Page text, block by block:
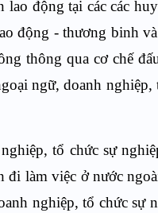
động tại các các
động - thương binh
thông qua cơ chế
ngữ, doanh nghiệp,
tổ chức sự
đi làm việc ở nước
nghiệp, tổ chức sự